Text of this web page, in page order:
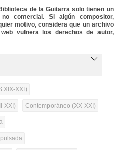
de la Guitarra solo tienen un
comercial. Si algún compositor,
motivo, considera que un archivo
vulnera los derechos de autor,
XXI)
XXI) Contemporáneo (XX-XXI)